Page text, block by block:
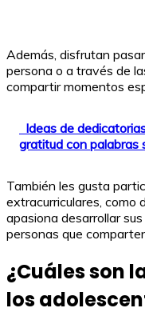
Además, disfrutan
persona o a través de
compartir momentos
Ideas de
gratitud con palabras
También les gusta
extracurriculares, como
apasiona desarrollar
personas que
¿Cuáles son
los